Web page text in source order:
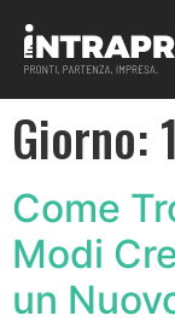
Giorno:
Come
Modi
un